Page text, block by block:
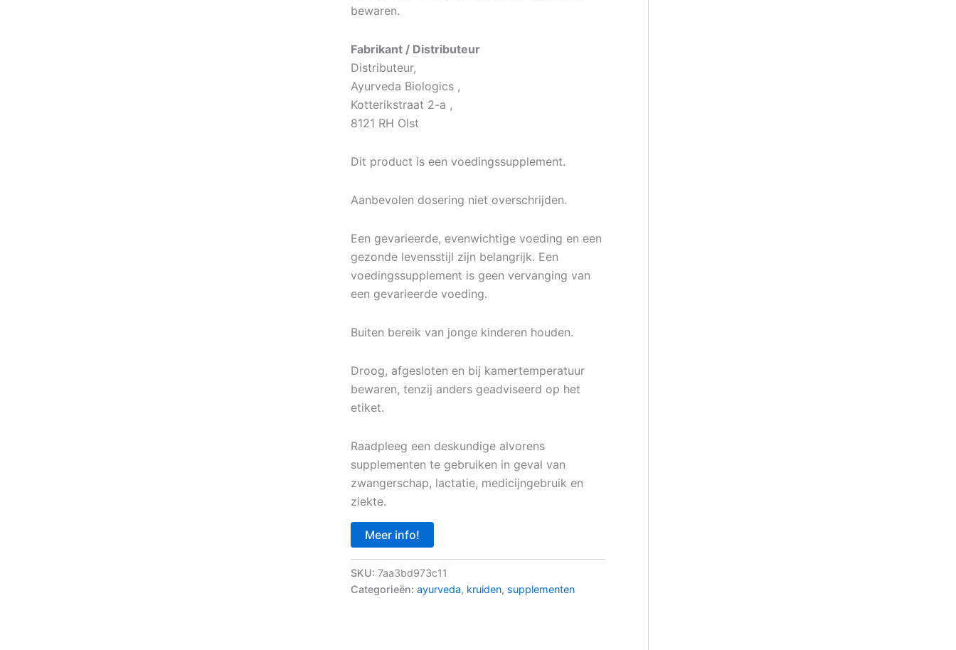
bewaren.
Fabrikant / Distributeur
Distributeur,
Ayurveda Biologics ,
Kotterikstraat 2-a ,
8121 RH Olst
Dit product is een voedingssupplement.
Aanbevolen dosering niet overschrijden.
Een gevarieerde, evenwichtige voeding en een
gezonde levensstijl zijn belangrijk. Een
voedingssupplement is geen vervanging van
een gevarieerde voeding.
Buiten bereik van jonge kinderen houden.
Droog, afgesloten en bij kamertemperatuur
bewaren, tenzij anders geadviseerd op het
etiket.
Raadpleeg een deskundige alvorens
supplementen te gebruiken in geval van
zwangerschap, lactatie, medicijngebruik en
ziekte.
Meer info!
SKU: 7aa3bd973c11
Categorieën: ayurveda, kruiden, supplementen